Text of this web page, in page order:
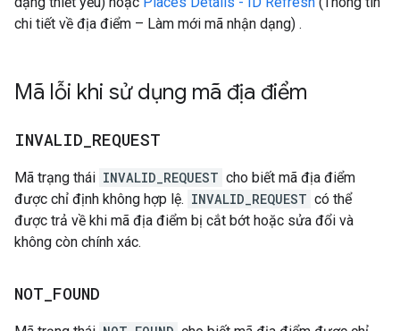
chi tiết về địa điểm – Làm mới mã nhận dạng) .
Mã lỗi khi sử dụng mã địa điểm
INVALID REQUEST
Mã trạng thái INVALID_REQUEST cho biết mã địa điểm
được chỉ định không hợp lệ. INVALID_REQUEST có thể
được trả về khi mã địa điểm bị cắt bớt hoặc sửa đổi và
không còn chính xác.
NOT FOUND